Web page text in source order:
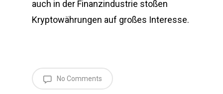
auch in der Finanzindustrie stoßen
Kryptowährungen auf großes Interesse.
No Comments